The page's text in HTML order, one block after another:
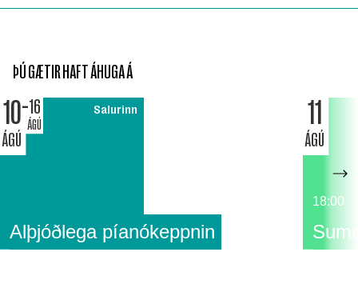
ÞÚ GÆTIR HAFT ÁHUGA Á
10
ÁGÚ
16
ÁGÚ
Salurinn
Alþjóðlega píanókeppnin
11
ÁGÚ
18:00